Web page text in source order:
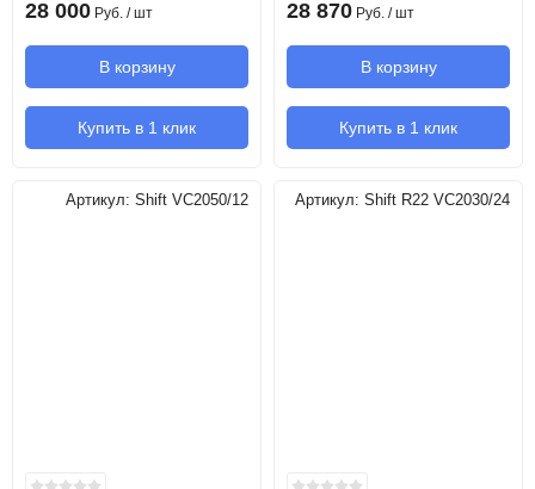
28 000 Руб. / шт
В корзину
Купить в 1 клик
28 870 Руб. / шт
В корзину
Купить в 1 клик
Артикул: Shift VC2050/12 Артикул: Shift R22 VC2030/24